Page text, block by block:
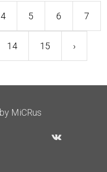
4 5 6 7
14 15 ›
by MiCRus